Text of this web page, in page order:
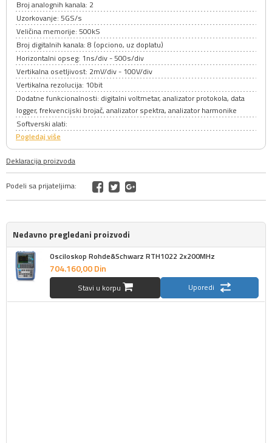
Broj analognih kanala: 2
Uzorkovanje: 5GS/s
Veličina memorije: 500kS
Broj digitalnih kanala: 8 (opciono, uz doplatu)
Horizontalni opseg: 1ns/div - 500s/div
Vertikalna osetljivost: 2mV/div - 100V/div
Vertikalna rezolucija: 10bit
Dodatne funkcionalnosti: digitalni voltmetar, analizator protokola, data
logger, frekvencijski brojač, analizator spektra, analizator harmonike
Softverski alati:
Pogledaj više
Deklaracija proizvoda
Podeli sa prijateljima:
Nedavno pregledani proizvodi
Osciloskop Rohde&Schwarz RTH1022 2x200MHz
704.160,00Din
Stavi u korpu Uporedi